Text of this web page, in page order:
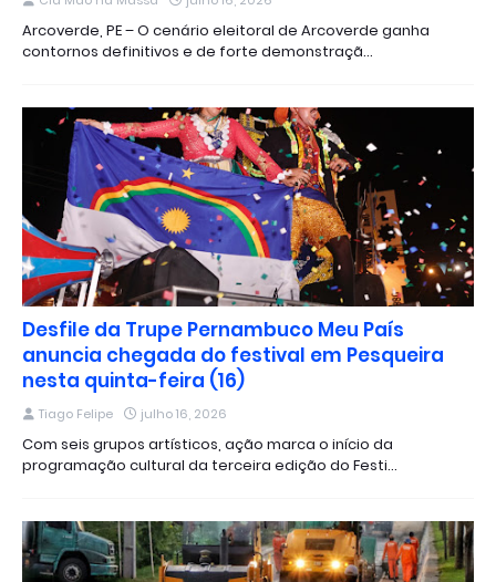
Arcoverde, PE – O cenário eleitoral de Arcoverde ganha
contornos definitivos e de forte demonstraçã…
Desfile da Trupe Pernambuco Meu País
anuncia chegada do festival em Pesqueira
nesta quinta-feira (16)
Tiago Felipe julho 16, 2026
Com seis grupos artísticos, ação marca o início da
programação cultural da terceira edição do Festi…